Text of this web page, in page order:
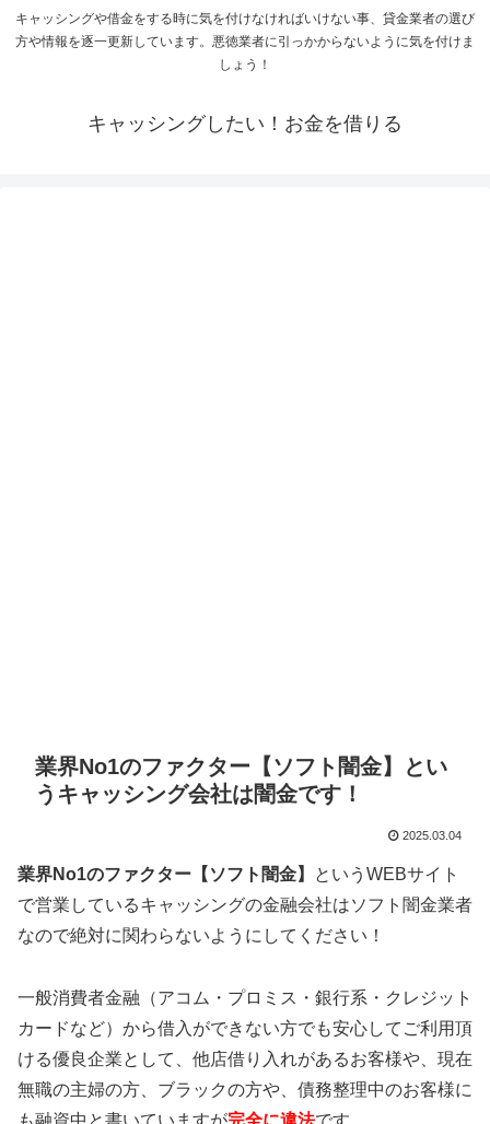
キャッシングや借金をする時に気を付けなければいけない事、貸金業者の選び
方や情報を逐一更新しています。悪徳業者に引っかからないように気を付けま
しょう！
キャッシングしたい！お金を借りる
業界No1のファクター【ソフト闇金】とい
うキャッシング会社は闇金です！
2025.03.04
業界No1のファクター【ソフト闇金】
というWEBサイト
で営業しているキャッシングの金融会社はソフト闇金業者
なので絶対に関わらないようにしてください！
一般消費者金融（アコム・プロミス・銀行系・クレジット
カードなど）から借入ができない方でも安心してご利用頂
ける優良企業として、他店借り入れがあるお客様や、現在
無職の主婦の方、ブラックの方や、債務整理中のお客様に